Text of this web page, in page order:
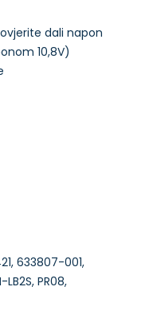
dali napon
10,8V)
633807-001,
PR08,